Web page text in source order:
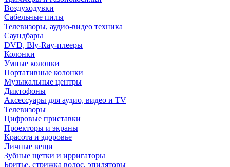
Воздуходувки
Сабельные пилы
Телевизоры, аудио-видео техника
Саундбары
DVD, Bly-Ray-плееры
Колонки
Умные колонки
Портативные колонки
Музыкальные центры
Диктофоны
Аксессуары для аудио, видео и TV
Телевизоры
Цифровые приставки
Проекторы и экраны
Красота и здоровье
Личные вещи
Зубные щетки и ирригаторы
Бритье, стрижка волос, эпиляторы